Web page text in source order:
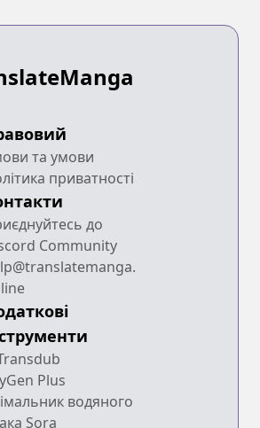
та умови
приватності
до
Community
Plus
водяного
Sora